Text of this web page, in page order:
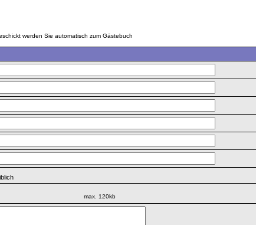
werden Sie automatisch zum Gästebuch
max. 120kb